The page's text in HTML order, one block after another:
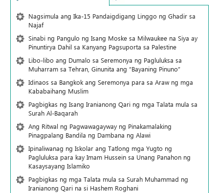
Nagsimula ang Ika-15 Pandaigdigang Linggo ng Ghadir sa
Najaf
Sinabi ng Pangulo ng Isang Moske sa Milwaukee na Siya ay
Pinuntirya Dahil sa Kanyang Pagsuporta sa Palestine
Libo-libo ang Dumalo sa Seremonya ng Pagluluksa sa
Muharram sa Tehran, Ginunita ang “Bayaning Pinuno”
Idinaos sa Bangkok ang Seremonya para sa Araw ng mga
Kababaihang Muslim
Pagbigkas ng Isang Iranianong Qari ng mga Talata mula sa
Surah Al-Baqarah
Ang Ritwal ng Pagwawagayway ng Pinakamalaking
Pinagpalang Bandila ng Dambana ng Alawi
Ipinaliwanag ng Iskolar ang Tatlong mga Yugto ng
Pagluluksa para kay Imam Hussein sa Unang Panahon ng
Kasaysayang Islamiko
Pagbigkas ng mga Talata mula sa Surah Muhammad ng
Iranianong Qari na si Hashem Roghani